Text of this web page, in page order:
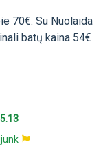
70€. Su Nuolaida
batų kaina 54€